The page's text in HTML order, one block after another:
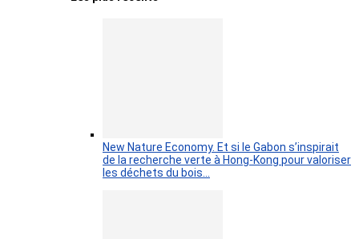
New Nature Economy. Et si le Gabon s’inspirait
de la recherche verte à Hong-Kong pour valoriser
les déchets du bois…